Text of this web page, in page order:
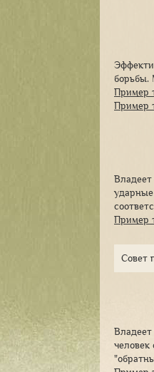
борьбы.
Пример
Пример
Владеет
Пример
Совет